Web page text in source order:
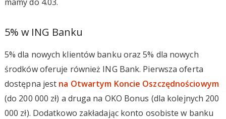
5% w ING Banku
5% dla nowych klientów banku oraz 5% dla nowych
środków oferuje również ING Bank. Pierwsza oferta
dostępna jest na Otwartym Koncie Oszczędnościowym
(do 200 000 zł) a druga na OKO Bonus (dla kolejnych 200
000 zł). Dodatkowo zakładając konto osobiste w banku